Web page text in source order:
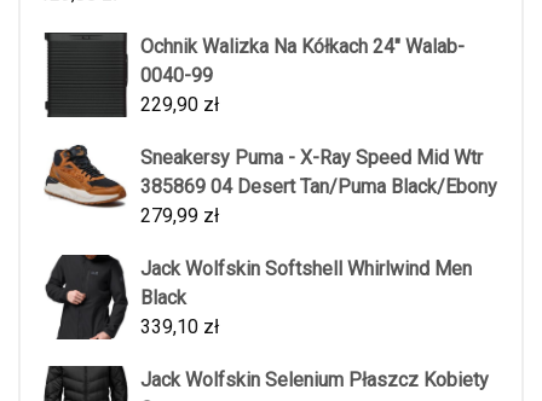
Ochnik Walizka Na Kółkach 24" Walab-
0040-99
229,90 zł
Sneakersy Puma - X-Ray Speed Mid Wtr
385869 04 Desert Tan/Puma Black/Ebony
279,99 zł
Jack Wolfskin Softshell Whirlwind Men
Black
339,10 zł
Jack Wolfskin Selenium Płaszcz Kobiety